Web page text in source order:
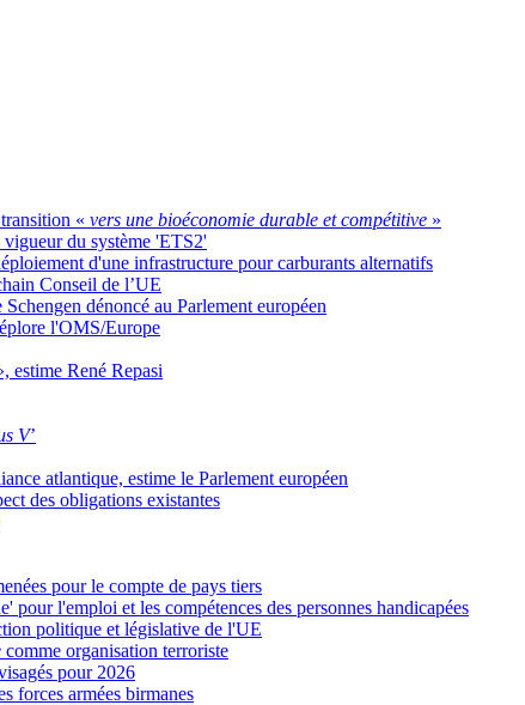
« vers une bioéconomie durable et compétitive »
vigueur du système 'ETS2'
d'une infrastructure pour carburants alternatifs
Conseil de l’UE
dénoncé au Parlement européen
l'OMS/Europe
estime René Repasi
V’
atlantique, estime le Parlement européen
des obligations existantes
pour le compte de pays tiers
pour l'emploi et les compétences des personnes handicapées
politique et législative de l'UE
comme organisation terroriste
pour 2026
forces armées birmanes